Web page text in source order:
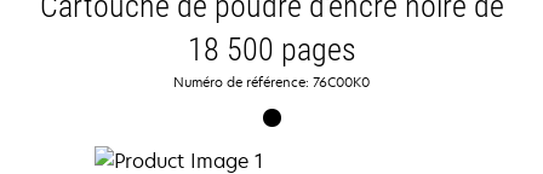
18 500 pages
Numéro de référence: 76C00K0